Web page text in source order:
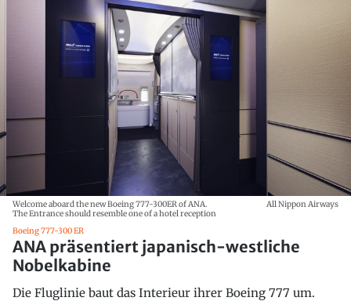
Welcome aboard the new Boeing 777-300ER of ANA.
The Entrance should resemble one of a hotel reception
All Nippon Airways
Boeing 777-300 ER
ANA präsentiert japanisch-westliche
Nobelkabine
Die Fluglinie baut das Interieur ihrer Boeing 777 um.